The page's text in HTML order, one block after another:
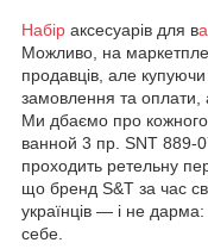
Набір аксесуарів для в
Можливо, на
продавців, але
замовлення та оплати,
Ми дбаємо про кожного
ванной 3 пр. SNT 889-07-
проходить ретельну
що бренд S&T за час
українців — і не дарма:
себе.